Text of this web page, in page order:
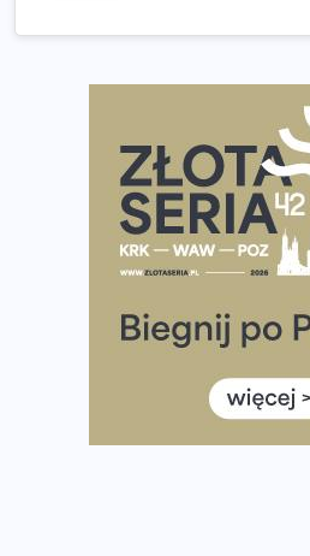
wybiera wyzwanie trzech
Praska 5k Run gospodarzem
Największy Bieg Powstania
Ponad 12 tysięcy uczestników
Tętno vs tempo – czym
Co ma dużo białka? Produkty,
Rozbiegany Olsztyn szykuje się
Już w tę sobotę 35. Bieg
Wystartuje rekordowa liczba